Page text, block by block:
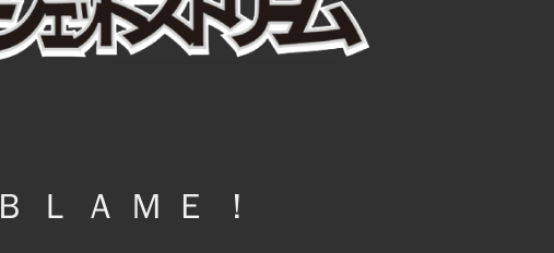
ＢＬＡＭＥ！